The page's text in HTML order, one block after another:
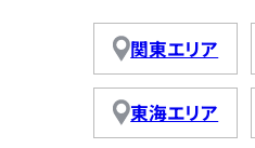
関東エリア
東海エリア